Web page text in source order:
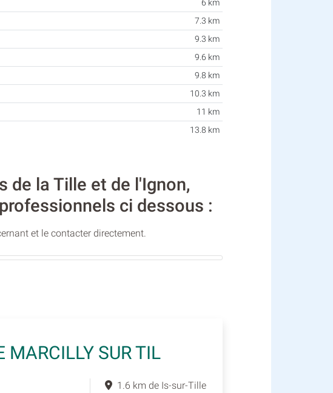
6 km
7.3 km
9.3 km
9.6 km
9.8 km
10.3 km
11 km
13.8 km
de la Tille et de l'Ignon,
ci dessous :
et le contacter directement.
MARCILLY SUR TIL
1.6 km de Is-sur-Tille